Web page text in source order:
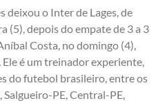
deixou o Inter de Lages, de
(5), depois do empate de 3 a 3
Costa, no domingo (4),
é um treinador experiente,
do futebol brasileiro, entre os
PE, Central-PE,